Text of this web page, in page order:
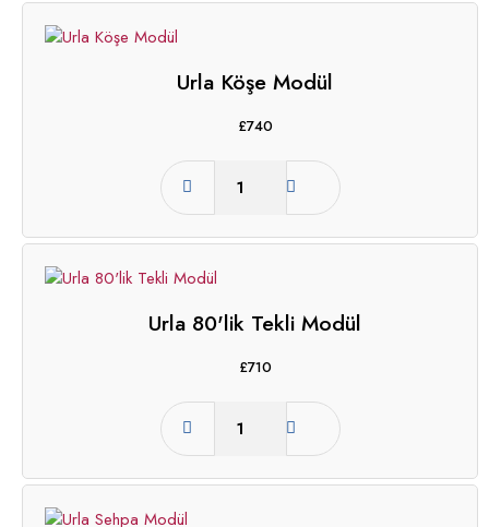
Urla Köşe Modül
£740
Urla 80'lik Tekli Modül
£710